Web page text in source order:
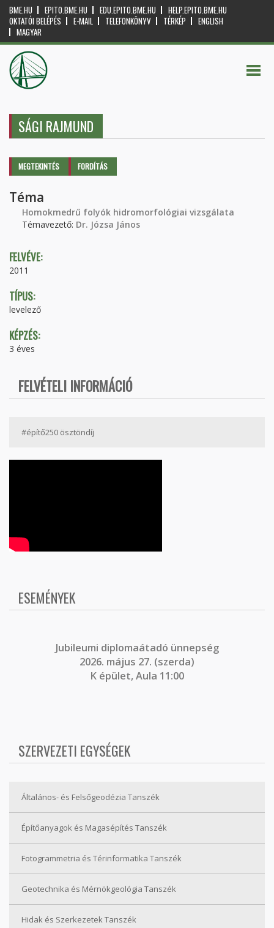
BME.HU EPITO.BME.HU EDU.EPITO.BME.HU
HELP.EPITO.BME.HU
OKTATÓI BELÉPÉS
E-MAIL TELEFONKÖNYV TÉRKÉP
ENGLISH
MAGYAR
SÁGI RAJMUND
Elsődleges fülek
MEGTEKINTÉS (AKTÍVFORDÍTÁS
Téma
Homokmedrű folyók hidromorfológiai vizsgálata
Témavezető: Dr. Józsa János
FELVÉVE:
2011
TÍPUS:
levelező
KÉPZÉS:
3 éves
FELVÉTELI INFORMÁCIÓ
#építő250 ösztöndíj
ESEMÉNYEK
Jubileumi diplomaátadó ünnepség
2026. május 27. (szerda)
K épület, Aula 11:00
SZERVEZETI EGYSÉGEK
Általános- és Felsőgeodézia Tanszék
Építőanyagok és Magasépítés Tanszék
Fotogrammetria és Térinformatika Tanszék
Geotechnika és Mérnökgeológia Tanszék
Hidak és Szerkezetek Tanszék